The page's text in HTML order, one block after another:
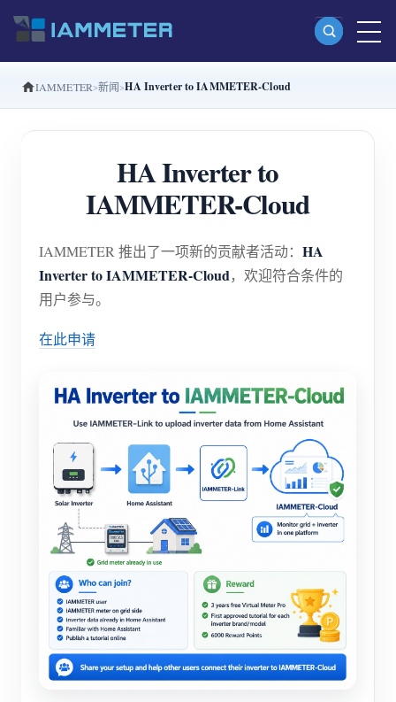
产品
单相 Wi-Fi 电能表 (WEM3080)
分相 Wi-Fi 电能表 (WEM2067)
三相 Wi-Fi 电能表 (WEM3080T)
三相 Wi-Fi 电能表 (WEM3050T)
WiFi 功率控制器
IAMMETER Cloud Pro
电动汽车充电桩
虚拟电表
能源预测与仿真系统
应用
光伏系统能源监控
用电监控
光伏热水器控制系统
家庭自动化
商店
资源
产品快速开始
文档
社区
IAMMETER 新闻 HA Inverter to IAMMETER-Cloud
HA Inverter to
IAMMETER-Cloud
IAMMETER 推出了一项新的贡献者活动： HA
Inverter to IAMMETER-Cloud，欢迎符合条件的
用户参与。
在此申请